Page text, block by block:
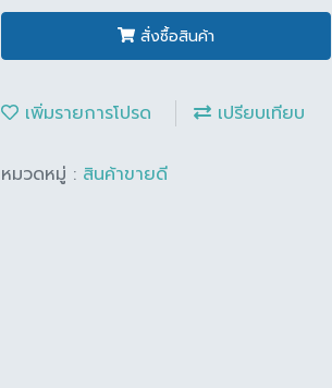
สั่งซื้อสินค้า
เพิ่มรายการโปรด เปรียบเทียบ
หมวดหมู่ : สินค้าขายดี